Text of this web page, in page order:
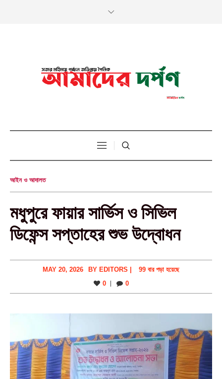
আইন ও আদালত
মধুপুরে ফায়ার সার্ভিস ও সিভিল
ডিফেন্স সপ্তাহের শুভ উদ্বোধন
MAY 20, 2026 BY EDITORS |
99 বার পড়া হয়েছে
0
0